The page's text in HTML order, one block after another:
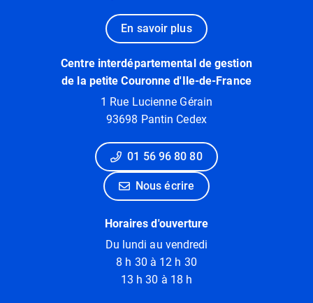
En savoir plus
Centre interdépartemental de gestion
de la petite Couronne d'Ile-de-France
1 Rue Lucienne Gérain
93698 Pantin Cedex
01 56 96 80 80
Nous écrire
Horaires d'ouverture
Du lundi au vendredi
8 h 30 à 12 h 30
13 h 30 à 18 h